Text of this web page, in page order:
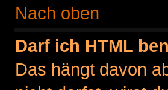
Nach oben
Darf ich HTML
Das hängt davon